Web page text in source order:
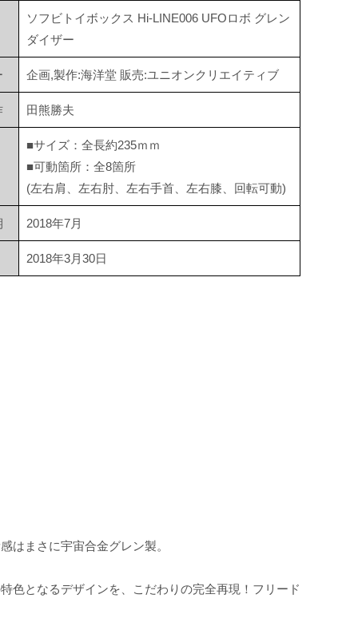
ソフビトイボックス Hi-LINE006 UFOロボ グレン
ダイザー
企画,製作:海洋堂 販売:ユニオンクリエイティブ
田熊勝夫
■サイズ：全長約235ｍｍ
■可動箇所：全8箇所
(左右肩、左右肘、左右手首、左右膝、回転可動)
2018年7月
2018年3月30日
はまさに宇宙合金グレン製。
色となるデザインを、こだわりの完全再現！フリード